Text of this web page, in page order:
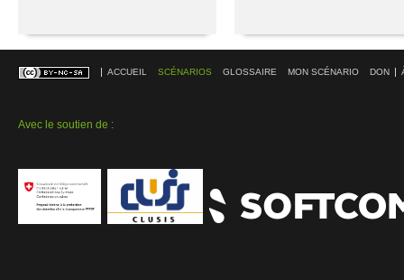
ACCUEIL SCÉNARIOS GLOSSAIRE MON SCÉNARIO DON
Avec le soutien de :